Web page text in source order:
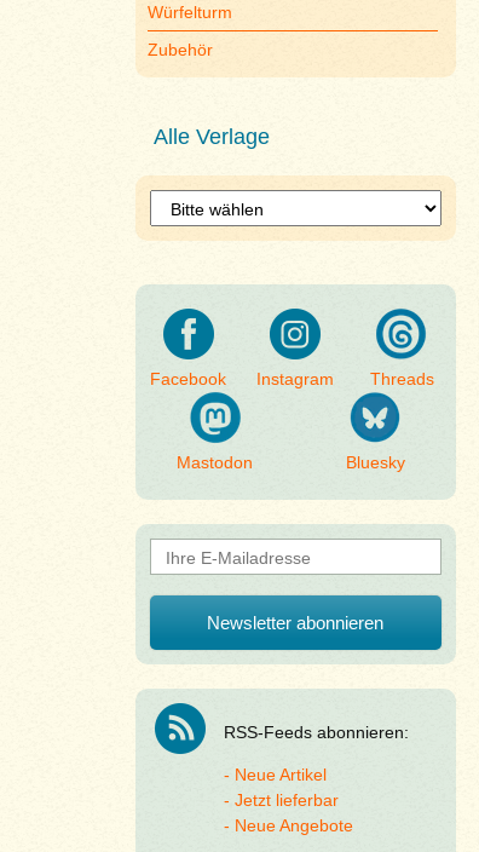
Würfelturm
Zubehör
Alle Verlage
Facebook Instagram Threads
Mastodon Bluesky
RSS-Feeds abonnieren:
Neue Artikel
Jetzt lieferbar
Neue Angebote